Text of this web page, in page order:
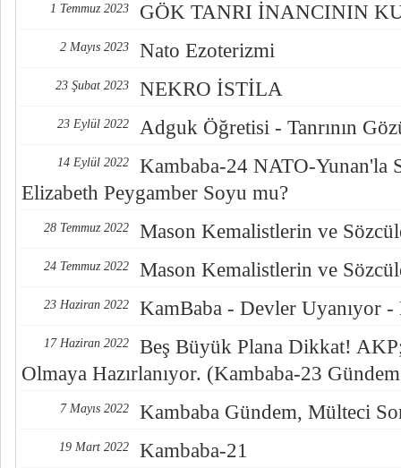
1 Temmuz 2023 GÖK TANRI İNANCININ
2 Mayıs 2023 Nato Ezoterizmi
23 Şubat 2023 NEKRO İSTİLA
23 Eylül 2022 Adguk Öğretisi - Tanrının
14 Eylül 2022
Kambaba-24 NATO-Yunan'la
Elizabeth Peygamber Soyu mu?
28 Temmuz 2022 Mason Kemalistlerin ve
24 Temmuz 2022 Mason Kemalistlerin ve
23 Haziran 2022 KamBaba - Devler Uyanıyor
17 Haziran 2022
Beş Büyük Plana Dikkat!
Olmaya Hazırlanıyor. (Kambaba-23
7 Mayıs 2022 Kambaba Gündem, Mülteci
19 Mart 2022 Kambaba-21